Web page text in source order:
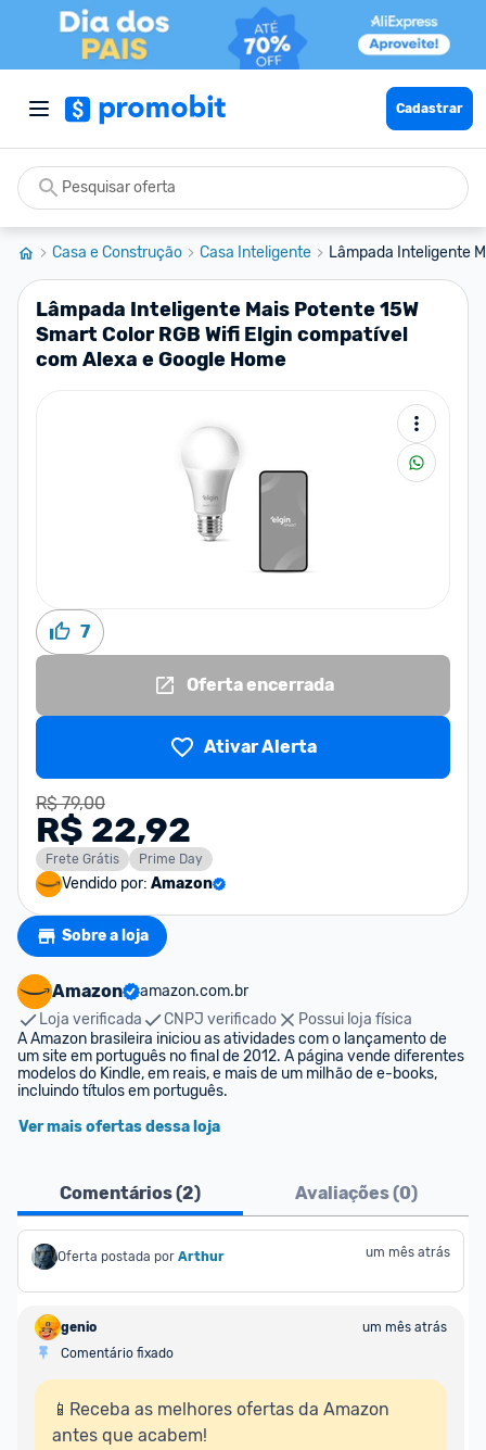
Cadastrar
Casa e Construção Casa Inteligente Lâmpada Inteligente
Lâmpada Inteligente Mais Potente 15W
Smart Color RGB Wifi Elgin compatível
com Alexa e Google Home
7
Oferta encerrada
Ativar Alerta
R$ 79,00
R$ 22,92
Frete Grátis Prime Day
Vendido por: Amazon
Sobre a loja
Amazon
amazon.com.br
Loja verificada
CNPJ verificado
Possui loja física
A Amazon brasileira iniciou as atividades com o lançamento de
um site em português no final de 2012. A página vende diferentes
modelos do Kindle, em reais, e mais de um milhão de e-books,
incluindo títulos em português.
Ver mais ofertas dessa loja
Comentários (2) Avaliações (0)
Oferta postada por Arthur um mês atrás
genio
um mês atrás
Comentário fixado
📱Receba as melhores ofertas da Amazon
antes que acabem!